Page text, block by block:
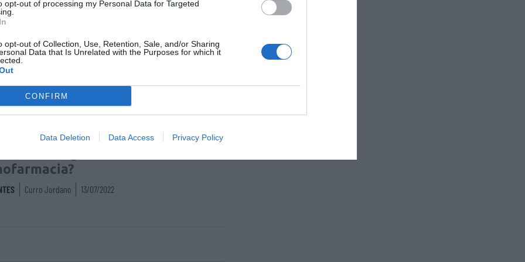
opt-out of processing my Personal Data for Targeted
opt-out of Collection, Use, Retention, Sale, and/or Sharing
Data that Is Unrelated with the Purposes for which it
CONFIRM
Data Deletion Data Access Privacy Policy
Jordano: Servicios
valor para el paciente.
merece la pena cobrar?
Curro Jordano 11/10/2022
Curro Jordano 13/07/2022